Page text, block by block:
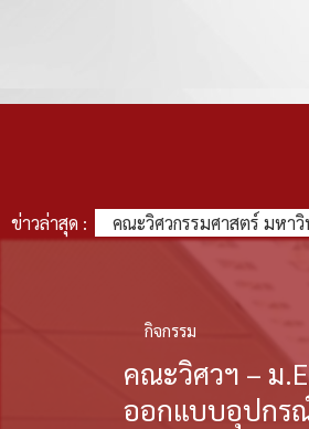
ข่าวล่าสุด :
คณะวิศวกรรมศาสตร์ มหาวิ
กิจกรรม
คณะวิศวฯ – ม
ออกแบบอุปกร